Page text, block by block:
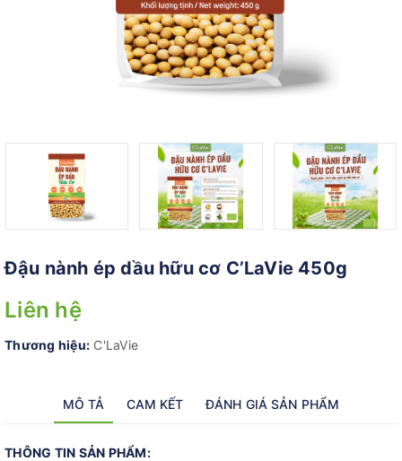
Đậu nành ép dầu hữu cơ C’LaVie 450g
Liên hệ
Thương hiệu: C'LaVie
MÔ TẢ CAM KẾT ĐÁNH GIÁ SẢN PHẨM
THÔNG TIN SẢN PHẨM: